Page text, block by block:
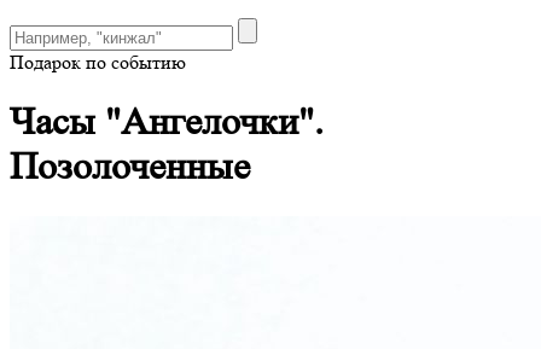
Подарок по событию
Часы "Ангелочки".
Позолоченные